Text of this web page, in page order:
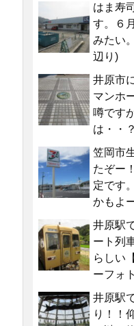
はま寿
す。６
みたい
辺り)
井原市
マンホ
噂です
は・・
笠岡市
たぞー
定です
かもよ
井原駅
ート列
らしい
ーフォ
井原駅
り！！